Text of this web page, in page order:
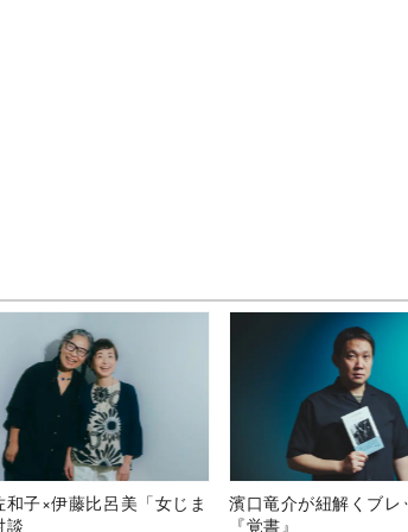
和子×伊藤比呂美「女じま
談
濱口竜介が紐解くブレ
『覚書』